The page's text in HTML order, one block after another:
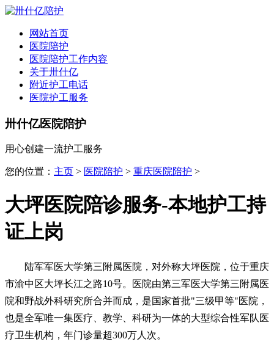
网站首页
医院陪护
医院陪护工作内容
关于卅什亿
附近护工电话
医院护工服务
卅什亿医院陪护
用心创建一流护工服务
您的位置： 主页 > 医院陪护 > 重庆医院陪护 >
大坪医院陪诊服务-本地护工持
证上岗
陆军军医大学第三附属医院，对外称大坪医院，位于重庆
市渝中区大坪长江之路10号。医院由第三军医大学第三附属医
院和野战外科研究所合并而成，是国家首批"三级甲等"医院，
也是全军唯一集医疗、教学、科研为一体的大型综合性军队医
疗卫生机构，年门诊量超300万人次。